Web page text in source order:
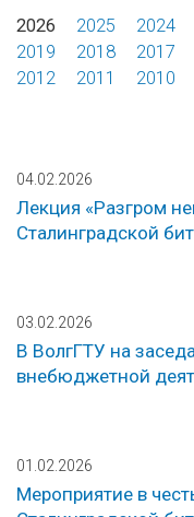
2026 2025 2024
2019
2018 2017
2012
2011 2010
04.02.2026
Лекция «Разгром
Сталинградской
03.02.2026
В ВолгГТУ на
внебюджетной
01.02.2026
Мероприятие в